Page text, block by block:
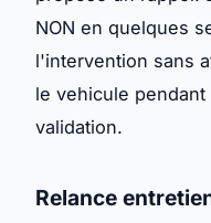
NON en quelques
l'intervention sans
le vehicule
validation.
Relance